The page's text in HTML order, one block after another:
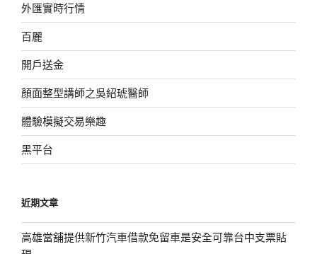
外匯實時行情
百麗
開戶送金
顏面整型講師之吳紹琥醫師
體驗模擬交易樂趣
黑平台
近期文章
高雄當舖提供新竹汽車借款免留車是安全可靠台中支票貼